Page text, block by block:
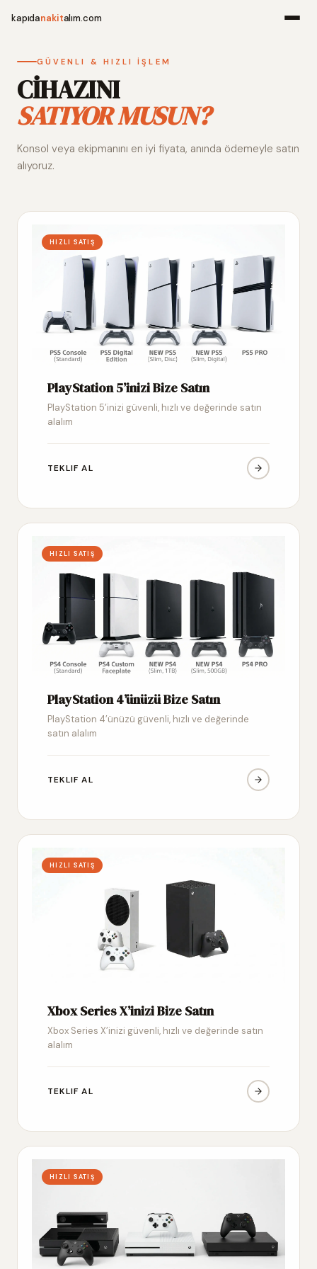
kapıdanakitalım.com
Alım
GÜVENLI & HIZLI İŞLEM
CİHAZINI
SATIYOR MUSUN?
Konsol veya ekipmanını en iyi fiyata, anında ödemeyle satın
alıyoruz.
HIZLI SATIŞ
PlayStation 5’inizi Bize Satın
PlayStation 5’inizi güvenli, hızlı ve değerinde satın
alalım
TEKLIF AL
HIZLI SATIŞ
PlayStation 4’ünüzü Bize Satın
PlayStation 4’ünüzü güvenli, hızlı ve değerinde
satın alalım
TEKLIF AL
HIZLI SATIŞ
Xbox Series X’inizi Bize Satın
Xbox Series X’inizi güvenli, hızlı ve değerinde satın
alalım
TEKLIF AL
HIZLI SATIŞ